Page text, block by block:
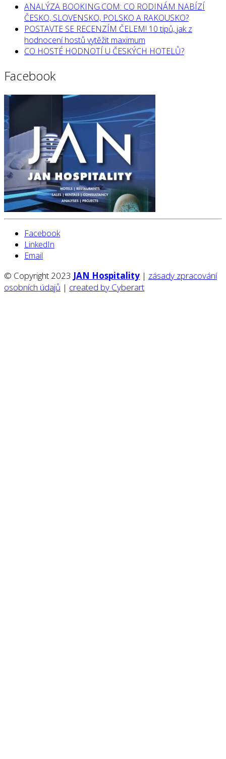
ANALÝZA BOOKING.COM: CO RODINÁM NABÍZÍ
ČESKO, SLOVENSKO, POLSKO A RAKOUSKO?
POSTAVTE SE RECENZÍM ČELEM! 10 tipů, jak z
hodnocení hostů vytěžit maximum
CO HOSTÉ HODNOTÍ U ČESKÝCH HOTELŮ?
Facebook
Facebook
LinkedIn
Email
© Copyright 2023 JAN Hospitality | zásady zpracování
osobních údajů | created by Cyberart